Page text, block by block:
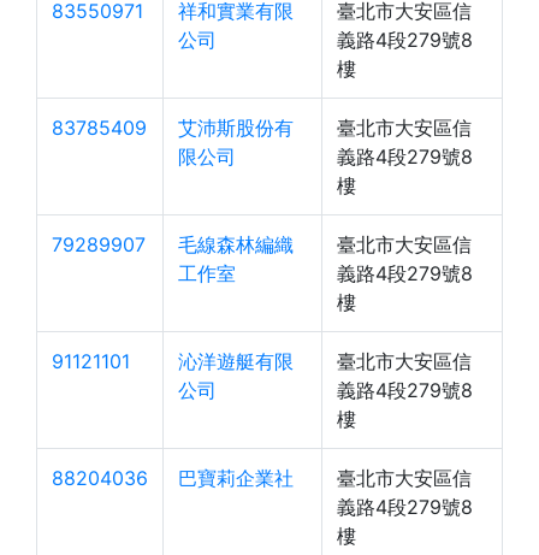
83550971
祥和實業有限
公司
臺北市大安區信
義路4段279號8
樓
83785409
艾沛斯股份有
限公司
臺北市大安區信
義路4段279號8
樓
79289907
毛線森林編織
工作室
臺北市大安區信
義路4段279號8
樓
91121101
沁洋遊艇有限
公司
臺北市大安區信
義路4段279號8
樓
88204036 巴寶莉企業社
臺北市大安區信
義路4段279號8
樓